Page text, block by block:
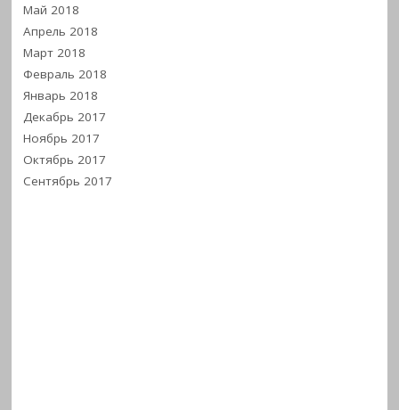
Май 2018
Апрель 2018
Март 2018
Февраль 2018
Январь 2018
Декабрь 2017
Ноябрь 2017
Октябрь 2017
Сентябрь 2017